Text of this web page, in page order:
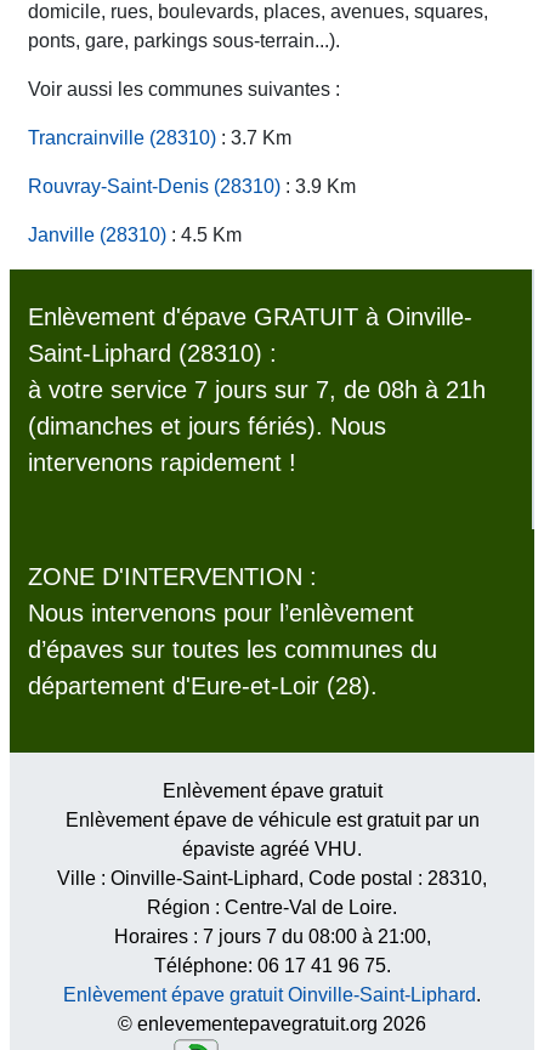
domicile, rues, boulevards, places, avenues, squares,
ponts, gare, parkings sous-terrain...).
Voir aussi les communes suivantes :
Trancrainville (28310) : 3.7 Km
Rouvray-Saint-Denis (28310) : 3.9 Km
Janville (28310) : 4.5 Km
Enlèvement d'épave GRATUIT à Oinville-
Saint-Liphard (28310) :
à votre service 7 jours sur 7, de 08h à 21h
(dimanches et jours fériés). Nous
intervenons rapidement !
ZONE D'INTERVENTION :
Nous intervenons pour l’enlèvement
d’épaves sur toutes les communes du
département d'Eure-et-Loir (28).
Enlèvement épave gratuit
Enlèvement épave de véhicule est gratuit par un
épaviste agréé VHU.
Ville : Oinville-Saint-Liphard, Code postal : 28310,
Région : Centre-Val de Loire.
Horaires : 7 jours 7 du 08:00 à 21:00,
Téléphone: 06 17 41 96 75.
Enlèvement épave gratuit Oinville-Saint-Liphard.
© enlevementepavegratuit.org 2026